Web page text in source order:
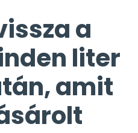
a
liter
amit